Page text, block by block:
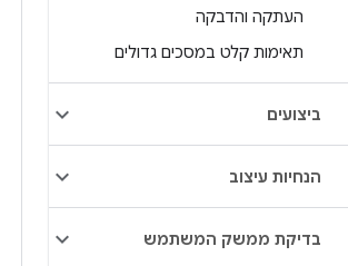
העתקה והדבקה
תאימות קלט במסכים גדולים
ביצועים
הנחיות עיצוב
בדיקת ממשק המשתמש